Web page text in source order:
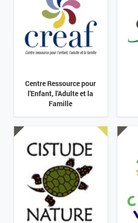
Centre Ressource pour
l'Enfant, l'Adulte et la
Famille